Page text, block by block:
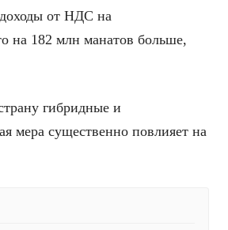
доходы от НДС на
на 182 млн манатов больше,
гибридные и
мера существенно повлияет на